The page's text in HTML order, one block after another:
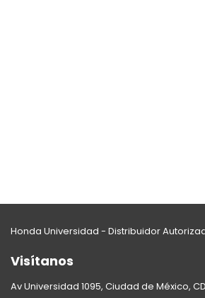
Honda Universidad - Distribuidor
Visítanos
Av Universidad 1095, Ciudad de México,